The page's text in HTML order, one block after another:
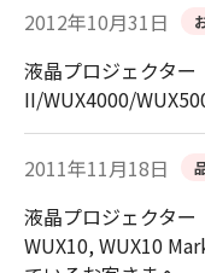
2012年10月31日
液晶プロジェクター
II/WUX4000/
2011年11月18日
液晶プロジェクター
WUX10, WUX10